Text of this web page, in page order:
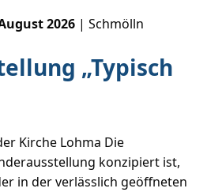
„Typisch
2026 | Schmölln
Kirche Lohma Die
konzipiert ist,
in der verlässlich geöffneten